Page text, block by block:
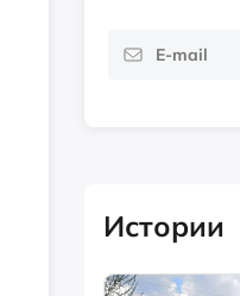
Истории